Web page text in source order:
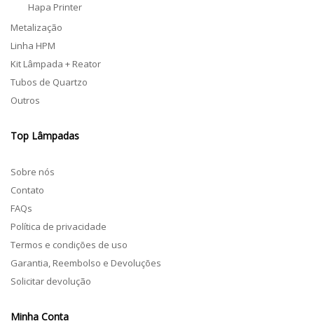
Hapa Printer
Metalização
Linha HPM
Kit Lâmpada + Reator
Tubos de Quartzo
Outros
Top Lâmpadas
Sobre nós
Contato
FAQs
Política de privacidade
Termos e condições de uso
Garantia, Reembolso e Devoluções
Solicitar devolução
Minha Conta